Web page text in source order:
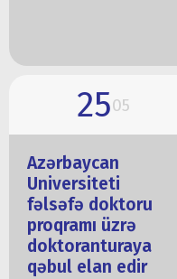
2505
Azərbaycan
Universiteti
fəlsəfə doktoru
proqramı üzrə
doktoranturaya
qəbul elan edir